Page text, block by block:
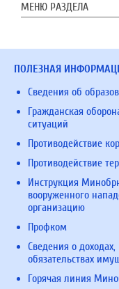
МЕНЮ РАЗДЕЛА
ПОЛЕЗНАЯ
Сведения об
Гражданская
ситуаций
Противодействие
Противодействие
Инструкция
вооруженного
организацию
Профком
Сведения о
обязательствах
Горячая линия